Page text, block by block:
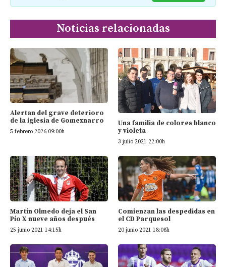
Noticias relacionadas
Alertan del grave deterioro
de la iglesia de Gomeznarro
5 febrero 2026 09:00h
Una familia de colores blanco
y violeta
3 julio 2021 22:00h
Martín Olmedo deja el San
Pío X nueve años después
25 junio 2021 14:15h
Comienzan las despedidas en
el CD Parquesol
20 junio 2021 18:08h